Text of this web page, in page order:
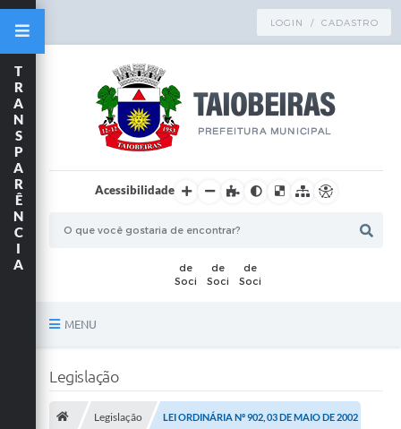
LOGIN / CADASTRO
Acessibilidade
MENU
T
R
A
N
S
P
A
R
Ê
N
C
I
A
Legislação
Legislação LEI ORDINÁRIA Nº 902, 03 DE MAIO DE 2002